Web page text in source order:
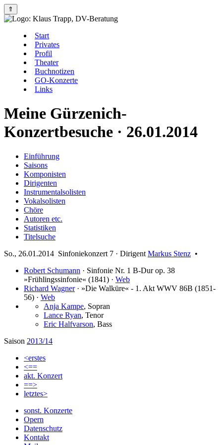
⇑
Start
Privates
Profil
Theater
Buchnotizen
GO-Konzerte
Links
Meine Gürzenich-
Konzertbesuche · 26.01.2014
Einführung
Saisons
Komponisten
Dirigenten
Instrumentalsolisten
Vokalsolisten
Chöre
Autoren etc.
Statistiken
Titelsuche
So., 26.01.2014 Sinfoniekonzert 7 · Dirigent Markus Stenz •
Robert Schumann · Sinfonie Nr. 1 B-Dur op. 38
»Frühlingssinfonie« (1841) · Web
Richard Wagner· »Die Walküre« - 1. Akt WWV 86B (1851-
56) · Web
Anja Kampe, Sopran
Lance Ryan, Tenor
Eric Halfvarson, Bass
Saison 2013/14
<erstes
<==
akt. Konzert
==>
letztes>
sonst. Konzerte
Opern
Datenschutz
Kontakt